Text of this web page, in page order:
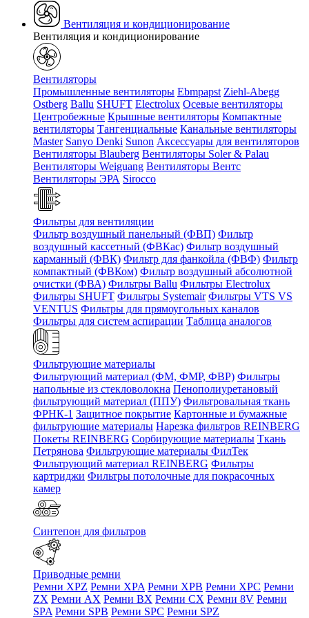
Вентиляция и кондиционирование
Вентиляция и кондиционирование
Вентиляторы
Промышленные вентиляторы Ebmpapst Ziehl-Abegg
Ostberg Ballu SHUFT Electrolux Осевые вентиляторы
Центробежные Крышные вентиляторы Компактные
вентиляторы Тангенциальные Канальные вентиляторы
Master Sanyo Denki Sunon Аксессуары для вентиляторов
Вентиляторы Blauberg Вентиляторы Soler & Palau
Вентиляторы Weiguang Вентиляторы Вентс
Вентиляторы ЭРА Sirocco
Фильтры для вентиляции
Фильтр воздушный панельный (ФВП) Фильтр
воздушный кассетный (ФВКас) Фильтр воздушный
карманный (ФВК) Фильтр для фанкойла (ФВФ) Фильтр
компактный (ФВКом) Фильтр воздушный абсолютной
очистки (ФВА) Фильтры Ballu Фильтры Electrolux
Фильтры SHUFT Фильтры Systemair Фильтры VTS VS
VENTUS Фильтры для прямоугольных каналов
Фильтры для систем аспирации Таблица аналогов
Фильтрующие материалы
Фильтрующий материал (ФМ, ФМР, ФВР) Фильтры
напольные из стекловолокна Пенополиуретановый
фильтрующий материал (ППУ) Фильтровальная ткань
ФРНК-1 Защитное покрытие Картонные и бумажные
фильтрующие материалы Нарезка фильтров REINBERG
Покеты REINBERG Сорбирующие материалы Ткань
Петрянова Фильтрующие материалы ФилТек
Фильтрующий материал REINBERG Фильтры
картриджи Фильтры потолочные для покрасочных
камер
Синтепон для фильтров
Приводные ремни
Ремни XPZ Ремни XPA Ремни XPB Ремни XPC Ремни
ZX Ремни AX Ремни BX Ремни CX Ремни 8V Ремни
SPA Ремни SPB Ремни SPC Ремни SPZ